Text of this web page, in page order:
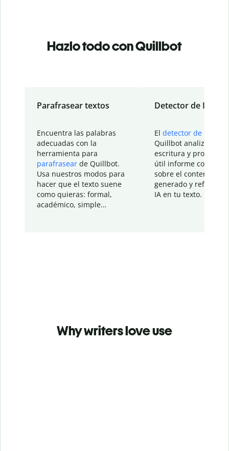
Hazlo todo con Quillbot
Parafrasear textos
Encuentra las palabras
adecuadas con la
herramienta para
parafrasear de Quillbot.
Usa nuestros modos para
hacer que el texto suene
como quieras: formal,
académico, simple…
Detector de IA
El detector de IA
Quillbot analiza tu
escritura y
útil informe con
sobre el contenido
generado y refinado
IA en tu texto.
Why writers love use